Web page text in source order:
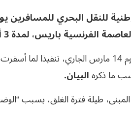
للنقل البحري للمسافرين
الفرنسية باريس، لمدة 3 أسابيع.
القرار يسري بداية من يوم 14 مارس الجاري،
ما ذكرهالبيان.
طيلة فترة الغلق، بسبب